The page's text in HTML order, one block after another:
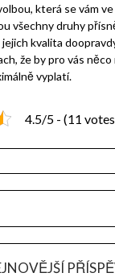
která se vám
všechny druhy
kvalita
že by pro vás něco
vyplatí.
4.5/5 - (11